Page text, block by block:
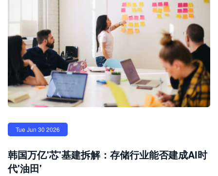
Tue Jun 30 2026
韩国万亿'芯'基建拆解：存储行业能否建成AI时
代'油田'